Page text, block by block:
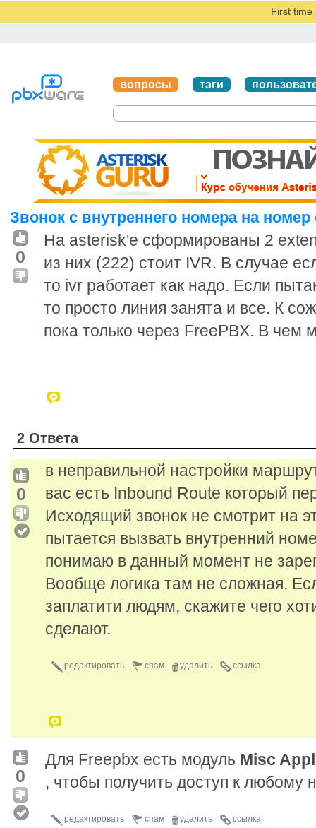
First time
вопросы тэги
Звонок с внутреннего номера на номер
0
На asterisk'е сформированы 2
из них (222) стоит IVR. В случае
то ivr работает как надо. Если
то просто линия занята и все. К
пока только через FreePBX. В чем
2 Ответа
0
в неправильной настройки
вас есть Inbound Route который
Исходящий звонок не смотрит на
пытается вызвать внутренний
понимаю в данный момент не
Вообще логика там не сложная.
заплатити людям, скажите чего
сделают.
ссылка
удалить
спам
редактировать
0
Для Freepbx есть модуль Misc
, чтобы получить доступ к любому
ссылка
удалить
спам
редактировать